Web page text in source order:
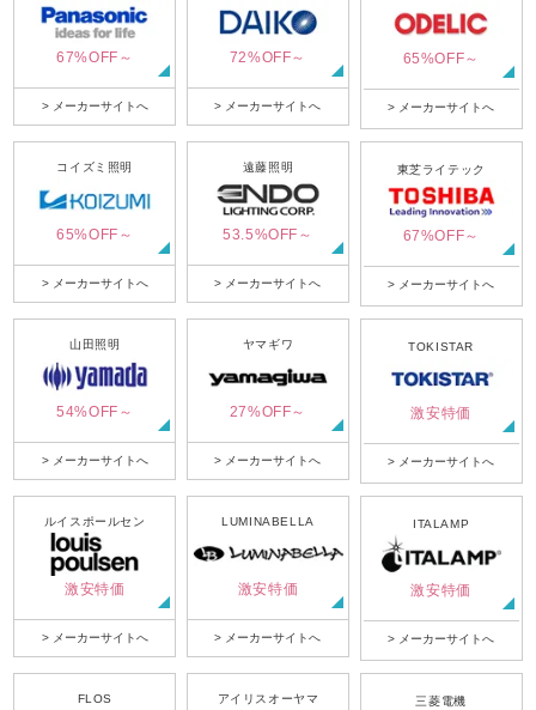
67%OFF～
> メーカーサイトへ
72%OFF～
> メーカーサイトへ
65%OFF～
> メーカーサイトへ
コイズミ照明
65%OFF～
> メーカーサイトへ
遠藤照明
53.5%OFF～
> メーカーサイトへ
東芝ライテック
67%OFF～
> メーカーサイトへ
山田照明
54%OFF～
> メーカーサイトへ
ヤマギワ
27%OFF～
> メーカーサイトへ
TOKISTAR
激安特価
> メーカーサイトへ
ルイスポールセン
激安特価
> メーカーサイトへ
LUMINABELLA
激安特価
> メーカーサイトへ
ITALAMP
激安特価
> メーカーサイトへ
FLOS アイリスオーヤマ 三菱電機